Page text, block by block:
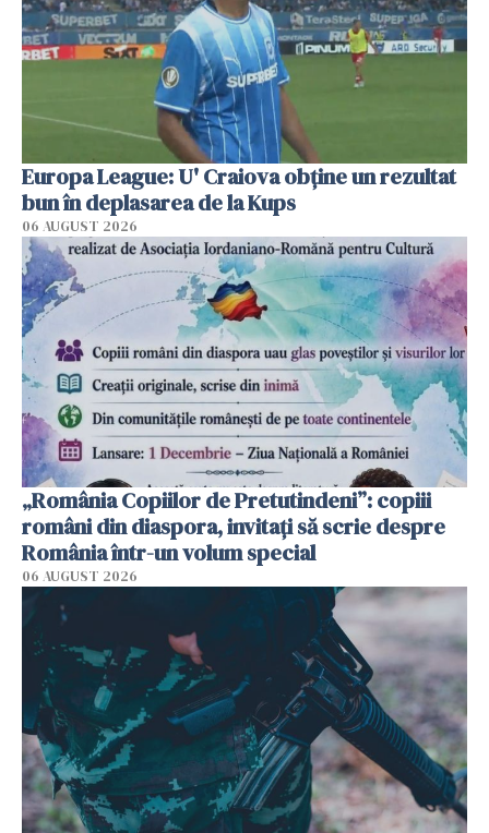
Europa League: U' Craiova obține un rezultat
bun în deplasarea de la Kups
06 AUGUST 2026
„România Copiilor de Pretutindeni”: copiii
români din diaspora, invitați să scrie despre
România într-un volum special
06 AUGUST 2026